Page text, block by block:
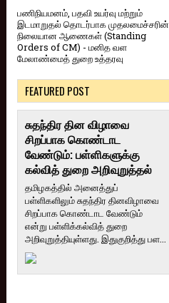
பணிநியமனம், பதவி உயர்வு மற்றும்
இடமாறுதல் தொடர்பாக முதலமைச்சரின்
நிலையான ஆணைகள் (Standing
Orders of CM) - மனித வள
மேலாண்மைத் துறை உத்தரவு
FEATURED POST
சுதந்திர தின விழாவை
சிறப்பாக கொண்டாட
வேண்டும்: பள்ளிகளுக்கு
கல்வித் துறை அறிவுறுத்தல்
தமிழகத்தில் அனைத்துப்
பள்ளிகளிலும் சுதந்திர தினவிழாவை
சிறப்பாக கொண்டாட வேண்டும்
என்று பள்ளிக்கல்வித் துறை
அறிவுறுத்தியுள்ளது. இதுகுறித்து பள...